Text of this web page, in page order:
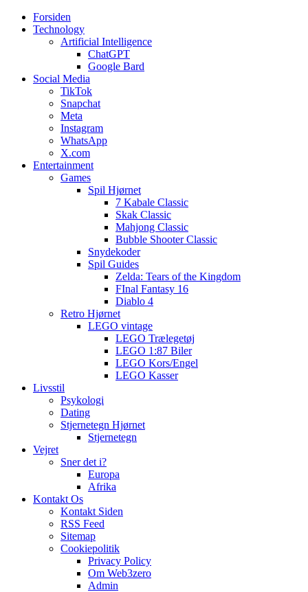
Web3zero.dk
Web3zero.dk
Forsiden
Technology
Artificial Intelligence
ChatGPT
Google Bard
Social Media
TikTok
Snapchat
Meta
Instagram
WhatsApp
X.com
Entertainment
Games
Spil Hjørnet
7 Kabale Classic
Skak Classic
Mahjong Classic
Bubble Shooter Classic
Snydekoder
Spil Guides
Zelda: Tears of the Kingdom
FInal Fantasy 16
Diablo 4
Retro Hjørnet
LEGO vintage
LEGO Trælegetøj
LEGO 1:87 Biler
LEGO Kors/Engel
LEGO Kasser
Livsstil
Psykologi
Dating
Stjernetegn Hjørnet
Stjernetegn
Vejret
Sner det i?
Europa
Afrika
Kontakt Os
Kontakt Siden
RSS Feed
Sitemap
Cookiepolitik
Privacy Policy
Om Web3zero
Admin